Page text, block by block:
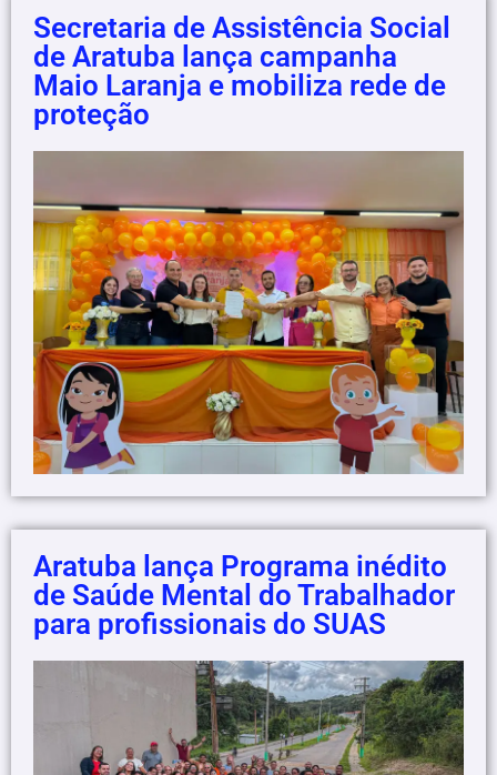
Secretaria de Assistência Social
de Aratuba lança campanha
Maio Laranja e mobiliza rede de
proteção
Aratuba lança Programa inédito
de Saúde Mental do Trabalhador
para profissionais do SUAS